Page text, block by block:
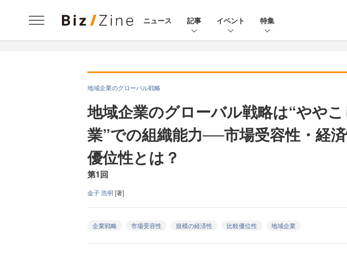
ニュース 記事 イベント 特集
地域企業のグローバル戦略
地域企業のグローバル戦略は“やや
業”での組織能力──市場受容性・経
優位性とは？
第1回
金子 浩明 [著]
企業戦略 市場受容性 規模の経済性 比較優位性 地域企業